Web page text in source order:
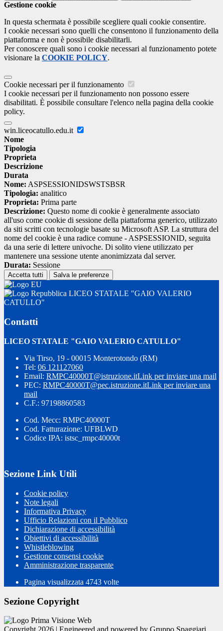
Gestione cookie
In questa schermata è possibile scegliere quali cookie consentire.
I cookie necessari sono quelli che consentono il funzionamento della
piattaforma e non è possibile disabilitarli.
Per conoscere quali sono i cookie necessari al funzionamento potete
visionare la COOKIE POLICY.
Cookie necessari per il funzionamento
I cookie necessari per il funzionamento non possono essere
disabilitati. È possibile consultare l'elenco nella pagina della cookie
policy.
win.liceocatullo.edu.it
Nome
Tipologia
Proprieta
Descrizione
Durata
Nome: ASPSESSIONIDSWSTSBSR
Tipologia: analitico
Proprieta: Prima parte
Descrizione: Questo nome di cookie è generalmente associato
all'uso come cookie di sessione della piattaforma generico, utilizzato
da siti scritti con tecnologie basate su Microsoft ASP. La struttura del
nome del cookie è una radice comune - ASPSESSIONID, seguita
da una serie di lettere univoche. Di solito viene utilizzato per
mantenere una sessione utente anonimizzata dal server.
Durata: Sessione
Accetta tutti Salva le preferenze
LICEO STATALE "GAIO VALERIO
CATULLO"
Contatti
LICEO STATALE "GAIO VALERIO CATULLO"
Via Tirso, 19 - 00015 Monterotondo (RM)
Tel: 06 121127060
Email: RMPC40000T@istruzione.itLink per inviare una mail
PEC: RMPC40000T@pec.istruzione.itLink per inviare una
mail
C.F.: 97198860583
Cod. Mecc: RMPC40000T
Cod. Fatturazione: UFBLWD
Codice IPA: istsc_rmpc40000t
Sezione Link Utili
Cookie policy
Note legali
Informativa Privacy
Ufficio Relazioni con il Pubblico
Dichiarazione di accessibilità
Obiettivi di accessibilità
Whistleblowing
Gestione consensi cookie
Amministrazione trasparente
Pagina visualizzata 4743 volte
Sezione Copyright